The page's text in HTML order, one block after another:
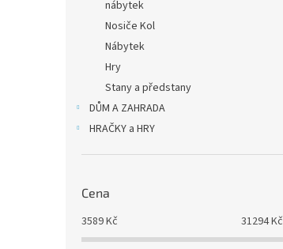
nábytek
Nosiče Kol
Nábytek
Hry
Stany a předstany
DŮM A ZAHRADA
HRAČKY a HRY
Cena
3589Kč 31294Kč